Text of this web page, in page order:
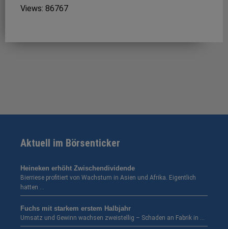
Views: 86767
Aktuell im Börsenticker
Heineken erhöht Zwischendividende
Bierriese profitiert von Wachstum in Asien und Afrika. Eigentlich
hatten …
Fuchs mit starkem erstem Halbjahr
Umsatz und Gewinn wachsen zweistellig – Schaden an Fabrik in …